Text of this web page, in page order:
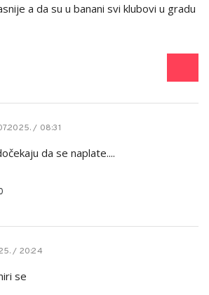
a da su u banani svi klubovi u gradu
/ 08:31
da se naplate....
/ 20:24
se